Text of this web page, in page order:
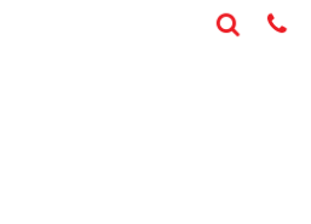


مدن مصر” لتشغيل النقل الذكي